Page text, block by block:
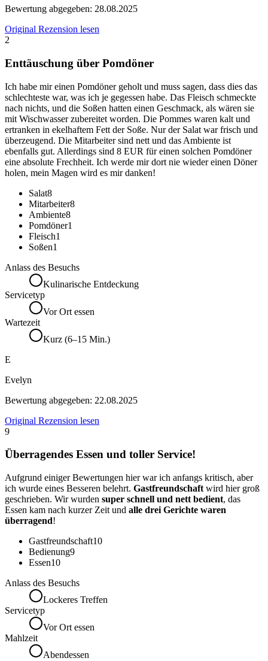
Bewertung abgegeben: 28.08.2025
Original Rezension lesen
2
Enttäuschung über Pomdöner
Ich habe mir einen Pomdöner geholt und muss sagen, dass dies das
schlechteste war, was ich je gegessen habe. Das Fleisch schmeckte
nach nichts, und die Soßen hatten einen Geschmack, als wären sie
mit Wischwasser zubereitet worden. Die Pommes waren kalt und
ertranken in ekelhaftem Fett der Soße. Nur der Salat war frisch und
überzeugend. Die Mitarbeiter sind nett und das Ambiente ist
ebenfalls gut. Allerdings sind 8 EUR für einen solchen Pomdöner
eine absolute Frechheit. Ich werde mir dort nie wieder einen Döner
holen, mein Magen wird es mir danken!
Salat8
Mitarbeiter8
Ambiente8
Pomdöner1
Fleisch1
Soßen1
Anlass des Besuchs
Kulinarische Entdeckung
Servicetyp
Vor Ort essen
Wartezeit
Kurz (6–15 Min.)
E
Evelyn
Bewertung abgegeben: 22.08.2025
Original Rezension lesen
9
Überragendes Essen und toller Service!
Aufgrund einiger Bewertungen hier war ich anfangs kritisch, aber
ich wurde eines Besseren belehrt. Gastfreundschaft wird hier groß
geschrieben. Wir wurden super schnell und nett bedient, das
Essen kam nach kurzer Zeit und alle drei Gerichte waren
überragend!
Gastfreundschaft10
Bedienung9
Essen10
Anlass des Besuchs
Lockeres Treffen
Servicetyp
Vor Ort essen
Mahlzeit
Abendessen